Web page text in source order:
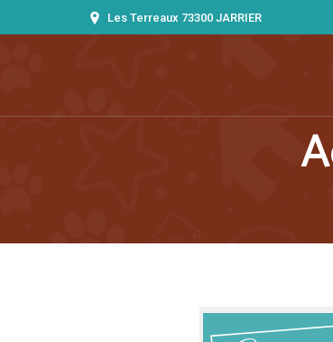
Les Terreaux 73300 JARRIER